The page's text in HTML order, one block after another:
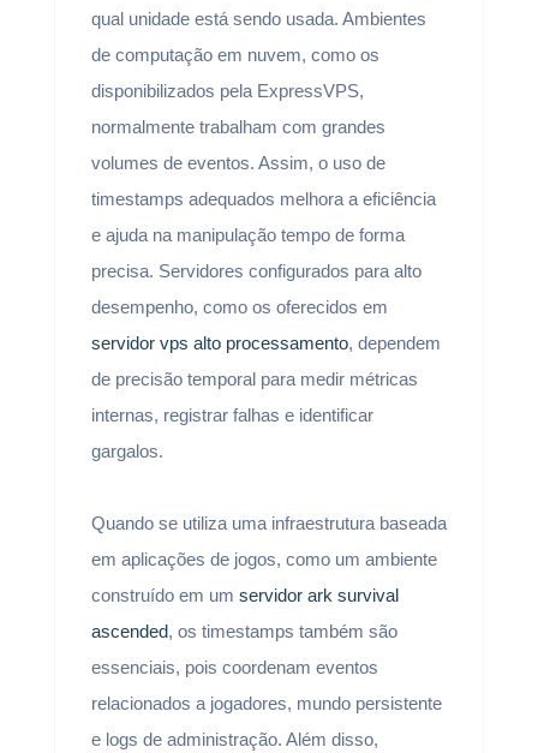
qual unidade está sendo usada. Ambientes
de computação em nuvem, como os
disponibilizados pela ExpressVPS,
normalmente trabalham com grandes
volumes de eventos. Assim, o uso de
timestamps adequados melhora a eficiência
e ajuda na manipulação tempo de forma
precisa. Servidores configurados para alto
desempenho, como os oferecidos em
servidor vps alto processamento, dependem
de precisão temporal para medir métricas
internas, registrar falhas e identificar
gargalos.
Quando se utiliza uma infraestrutura baseada
em aplicações de jogos, como um ambiente
construído em um servidor ark survival
ascended, os timestamps também são
essenciais, pois coordenam eventos
relacionados a jogadores, mundo persistente
e logs de administração. Além disso,